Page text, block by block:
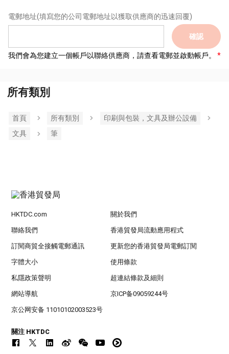
電郵地址(填寫您的公司電郵地址以獲取供應商的迅速回覆)
確認
我們會為您建立一個帳戶以聯絡供應商，請查看電郵並啟動帳戶。
所有類別
首頁 所有類別
印刷與包裝，文具及辦公設備
文具
筆
HKTDC.com 關於我們
聯絡我們 香港貿發局流動應用程式
訂閱商貿全接觸電郵通訊 更新您的香港貿發局電郵訂閱
字體大小 使用條款
私隱政策聲明 超連結條款及細則
網站導航 京ICP备09059244号
京公网安备 11010102003523号
關注 HKTDC